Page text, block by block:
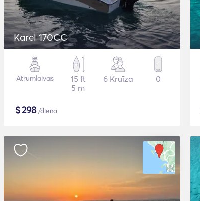
Karel 170CC
Ātrumlaivas
15 ft
5 m
6 Kruīza 0
$298/diena